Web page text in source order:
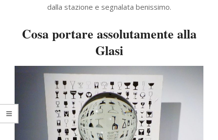
dalla stazione e segnalata benissimo.
Cosa portare assolutamente alla
Glasi